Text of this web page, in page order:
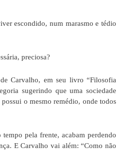
escondido, num marasmo e tédio
preciosa?
Carvalho, em seu livro “Filosofia
sugerindo que uma sociedade
o mesmo remédio, onde todos
pela frente, acabam perdendo
E Carvalho vai além: “Como não